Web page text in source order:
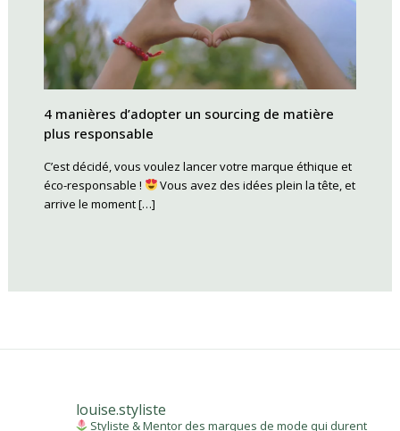
4 manières d’adopter un sourcing de matière
plus responsable
C’est décidé, vous voulez lancer votre marque éthique et
éco-responsable !
Vous avez des idées plein la tête, et
arrive le moment […]
louise.styliste
Styliste & Mentor des marques de mode qui durent